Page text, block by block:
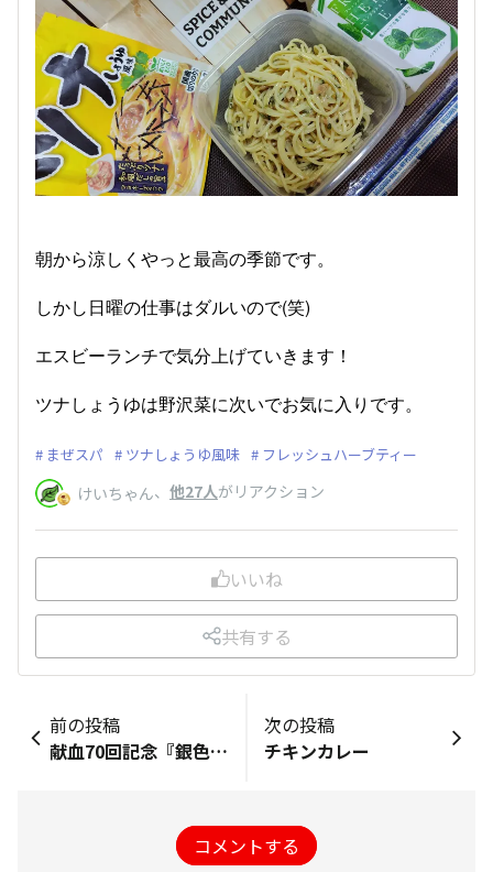
朝から涼しくやっと最高の季節です。
しかし日曜の仕事はダルいので(笑)
エスビーランチで気分上げていきます！
ツナしょうゆは野沢菜に次いでお気に入りです。
まぜスパ ツナしょうゆ風味 フレッシュハーブティー
けいちゃん、 他27人がリアクション
いいね
共有する
前の投稿
献血70回記念『銀色有功章』の素敵なグラス
次の投稿
チキンカレー
コメントする